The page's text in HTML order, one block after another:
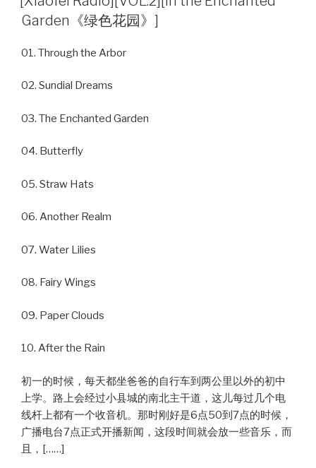
Garden《绿色花园》]
01. Through the Arbor
02. Sundial Dreams
03. The Enchanted Garden
04. Butterfly
05. Straw Hats
06. Another Realm
07. Water Lilies
08. Fairy Wings
09. Paper Clouds
10. After the Rain
初一的时候，每天都坐爸爸的自行车到两公里以外的初中
上学。路上会经过小县城的南北主干道，这儿每过几个电
线杆上都有一个收音机。那时刚好是6点50到7点的时候，
广播电台7点正式开播新闻，这段时间就会放一些音乐，而
且，[……]